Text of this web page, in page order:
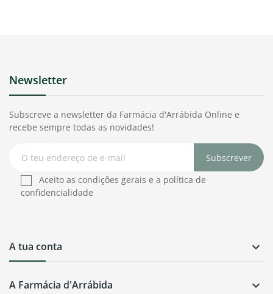
A Farmácia d'Arrábida 
A tua conta 
Newsletter
Subscreve a newsletter da Farmácia d'Arrábida Online e
recebe sempre todas as novidades!
Subscrever
Aceito as condições gerais e a política de
confidencialidade